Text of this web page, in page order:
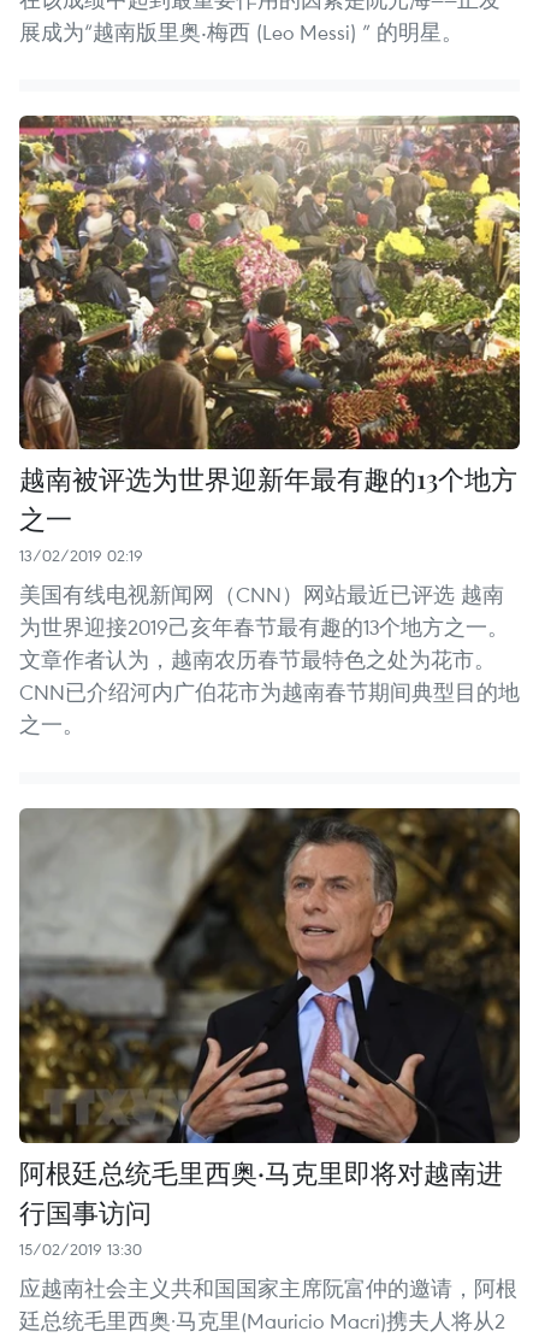
展成为“越南版里奥‧梅西 (Leo Messi) ” 的明星。
越南被评选为世界迎新年最有趣的13个地方
之一
13/02/2019 02:19
美国有线电视新闻网（CNN）网站最近已评选 越南
为世界迎接2019己亥年春节最有趣的13个地方之一。
文章作者认为，越南农历春节最特色之处为花市。
CNN已介绍河内广伯花市为越南春节期间典型目的地
之一。
阿根廷总统毛里西奥·马克里即将对越南进
行国事访问
15/02/2019 13:30
应越南社会主义共和国国家主席阮富仲的邀请，阿根
廷总统毛里西奥·马克里(Mauricio Macri)携夫人将从2